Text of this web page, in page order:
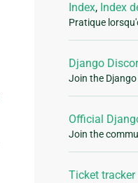
Index, Index
Pratique
Django
Join the
Official
Join the
Ticket tracker